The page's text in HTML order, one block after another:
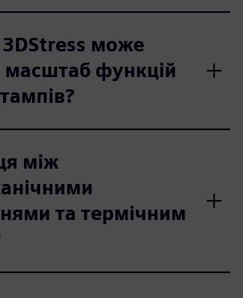
може
масштаб функцій
між
та термічним